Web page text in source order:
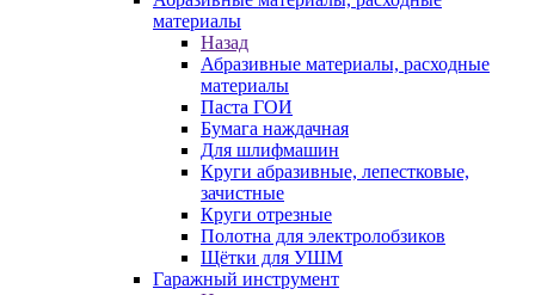
материалы
Назад
Абразивные материалы, расходные
материалы
Паста ГОИ
Бумага наждачная
Для шлифмашин
Круги абразивные, лепестковые,
зачистные
Круги отрезные
Полотна для электролобзиков
Щётки для УШМ
Гаражный инструмент